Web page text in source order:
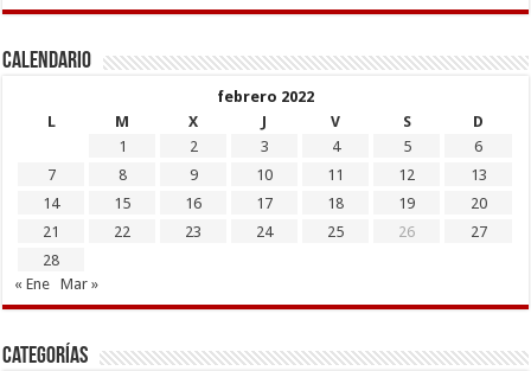
Calendario
febrero 2022
L
M X J V S
D
1
2 3 4 5
6
7
8 9 10 11 12
13
14
15 16 17 18 19
20
21
22 23 24 25 26
27
28
« Ene
Mar »
Categorías